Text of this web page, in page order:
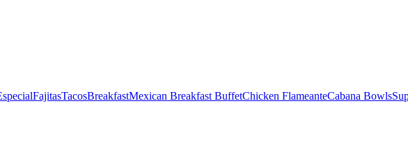
FajitasTacosBreakfastMexican Breakfast BuffetChicken FlameanteCabana Bowls